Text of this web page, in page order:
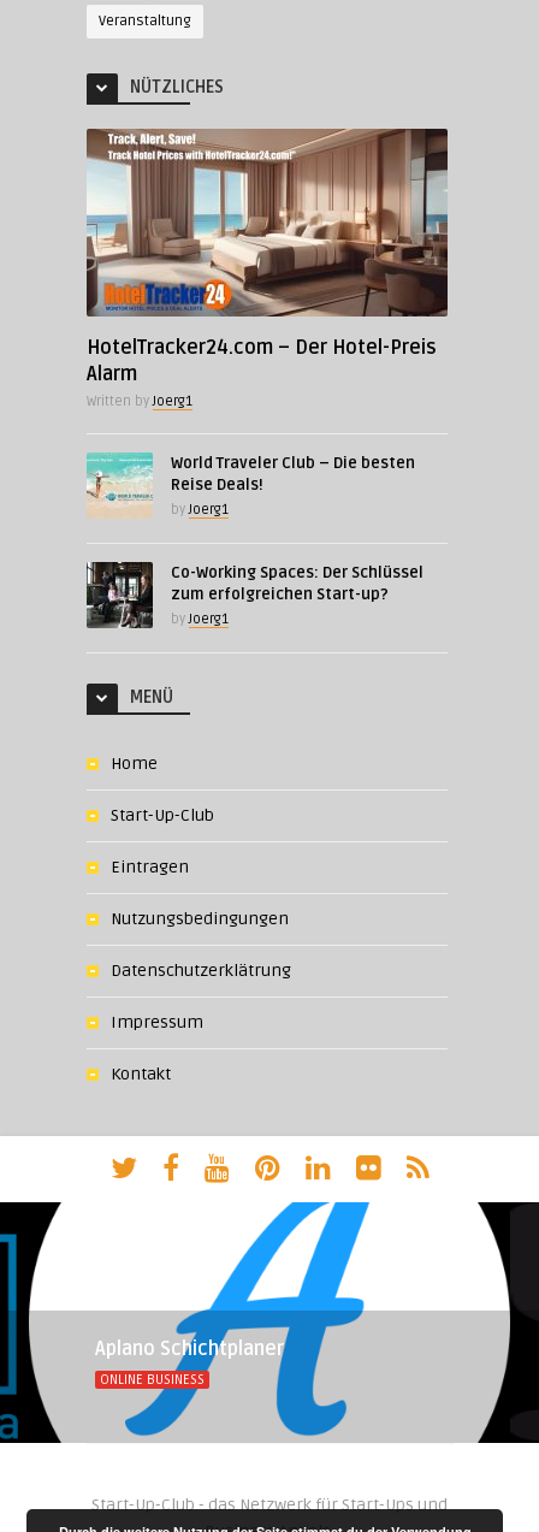
Veranstaltung
NÜTZLICHES
HotelTracker24.com – Der Hotel-Preis
Alarm
Written byJoerg1
World Traveler Club – Die besten
Reise Deals!
byJoerg1
Co-Working Spaces: Der Schlüssel
zum erfolgreichen Start-up?
byJoerg1
MENÜ
Home
Start-Up-Club
Eintragen
Nutzungsbedingungen
Datenschutzerklätrung
Impressum
Kontakt
Aplano Schichtplaner
ONLINE BUSINESS
Start-Up-Club - das Netzwerk für Start-Ups und